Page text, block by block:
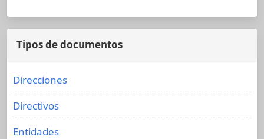
Tipos de documentos
Direcciones
Directivos
Entidades